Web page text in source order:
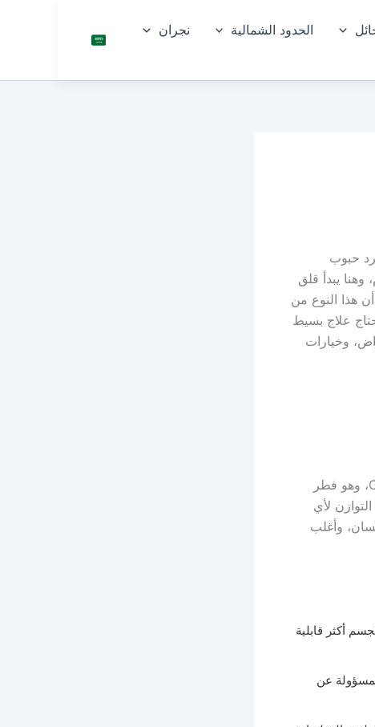
الحدود الشمالية
نجران
حبوب
يبدأ قلق
هذا النوع من
علاج بسيط
وخيارات
تظهر فطريات الفم عند الأطفال نتيجة زيادة نمو فطر يسمى Candida Albicans، وهو فطر
لأي
وأغلب
أكثر قابلية
عن